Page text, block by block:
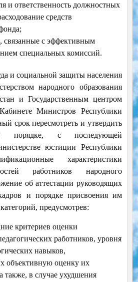
и ответственность должностных
средств
связанные с эффективным
специальных комиссий.
и социальной защиты населения
народного образования
и Государственным центром
Министров Республики
срок пересмотреть и утвердить
порядке, с последующей
юстиции Республики
характеристики
работников народного
об аттестации руководящих
и порядке присвоения им
предусмотрев:
критериев оценки
работников, уровня
навыков,
объективную оценку их
также, в случае ухудшения